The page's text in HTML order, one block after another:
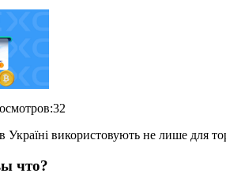
використовують не лише для
что?